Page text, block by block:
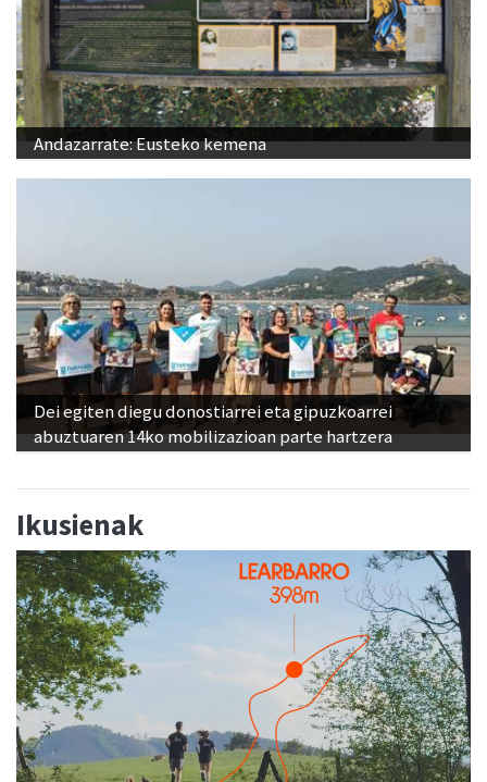
Andazarrate: Eusteko kemena
Dei egiten diegu donostiarrei eta gipuzkoarrei
abuztuaren 14ko mobilizazioan parte hartzera
Ikusienak